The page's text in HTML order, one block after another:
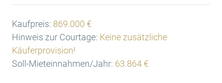
Kaufpreis: 869.000 €
Hinweis zur Courtage: Keine zusätzliche
Käuferprovision!
Soll-Mieteinnahmen/Jahr: 63.864 €